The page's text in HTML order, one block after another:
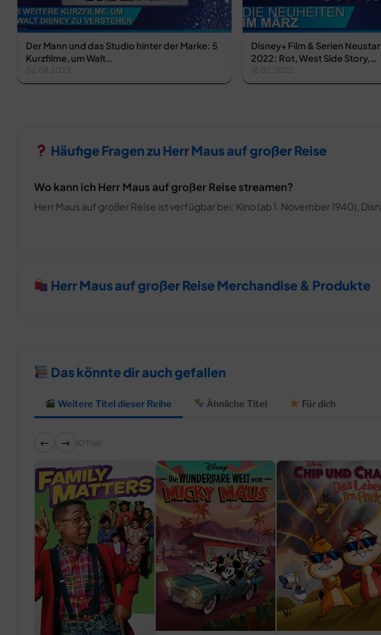
Der Mann und das Studio hinter der Marke: 5
Kurzfilme, um Walt…
02.08.2023
Disney+ Film & Serien
2022: Rot, West Side Story,…
18.02.2022
Häufige Fragen zu Herr Maus auf großer Reise
Wo kann ich Herr Maus auf großer Reise streamen?
Herr Maus auf großer Reise ist verfügbar bei: Kino (ab 1. November 1940),
Herr Maus auf großer Reise Merchandise & Produkte
Das könnte dir auch gefallen
Weitere Titel dieser Reihe Ähnliche Titel Für dich
← → 10 Titel